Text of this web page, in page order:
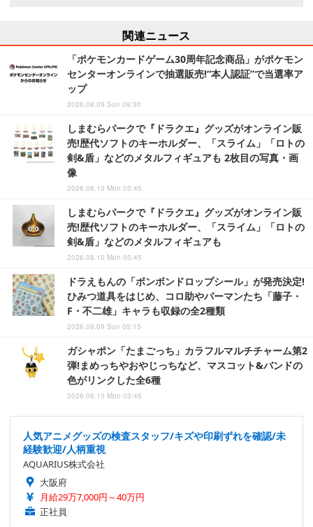
関連ニュース
「ポケモンカードゲーム30周年記念商品」がポケモン
センターオンラインで抽選販売!“本人認証”で当選率ア
ップ
2026.08.09 Sun 09:30
しまむらパークで『ドラクエ』グッズがオンライン販
売!歴代ソフトのキーホルダー、「スライム」「ロトの
剣&盾」などのメタルフィギュアも 2枚目の写真・画
像
2026.08.10 Mon 05:45
しまむらパークで『ドラクエ』グッズがオンライン販
売!歴代ソフトのキーホルダー、「スライム」「ロトの
剣&盾」などのメタルフィギュアも
2026.08.10 Mon 05:45
ドラえもんの「ボンボンドロップシール」が発売決定!
ひみつ道具をはじめ、コロ助やパーマンたち「藤子・
F・不二雄」キャラも収録の全2種類
2026.08.09 Sun 05:15
ガシャポン「たまごっち」カラフルマルチチャーム第2
弾!まめっちやおやじっちなど、マスコット&バンドの
色がリンクした全6種
2026.08.10 Mon 03:45
人気アニメグッズの検査スタッフ/キズや印刷ずれを確認/未
経験歓迎/人柄重視
AQUARIUS株式会社
大阪府
月給29万7,000円～40万円
正社員